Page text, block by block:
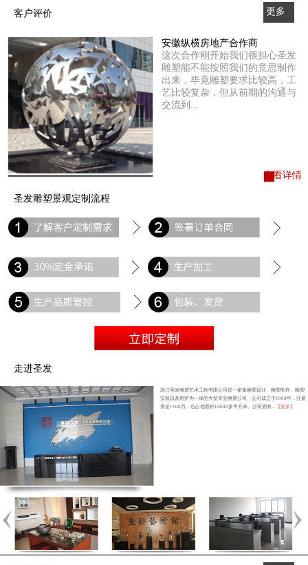
客户评价
更多
查看详情
安徽纵横房地产合作商
这次合作刚开始我们很担心圣发
雕塑能不能按照我们的意思制作
出来，毕竟雕塑要求比较高，工
艺比较复杂，但从前期的沟通与
交流到...
圣发雕塑景观定制流程
走进圣发
浙江圣发雕塑艺术工程有限公司是一家集雕塑设计、雕塑制作、雕塑
安装以及维护为一体的大型专业雕塑公司。公司成立于1998年，注册
资金1100万，总占地面积13000多平方米。公司拥有...
【更多】